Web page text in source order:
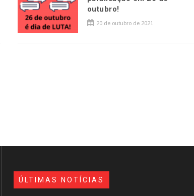
outubro!
20 de outubro de 2021
ÚLTIMAS NOTÍCIAS